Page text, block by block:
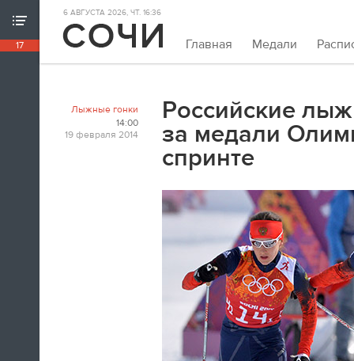
17
ХРОНИКА ИГР
18:39
Пока.
Я признаюсь, в ходе церемонии
закрытия заплакал. По хоккею.
6 АВГУСТА 2026, ЧТ. 16:36
Главная Медали
Лыжные гонки
14:00
19 февраля 2014
Российские
за медали
спринте